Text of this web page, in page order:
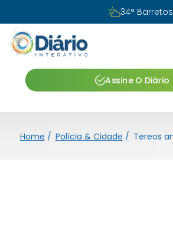
34° Barretos
Assine O Diário
Home / Polícia & Cidade /